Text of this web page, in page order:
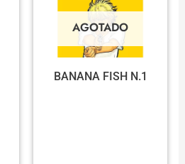
AGOTADO
BANANA FISH N.1